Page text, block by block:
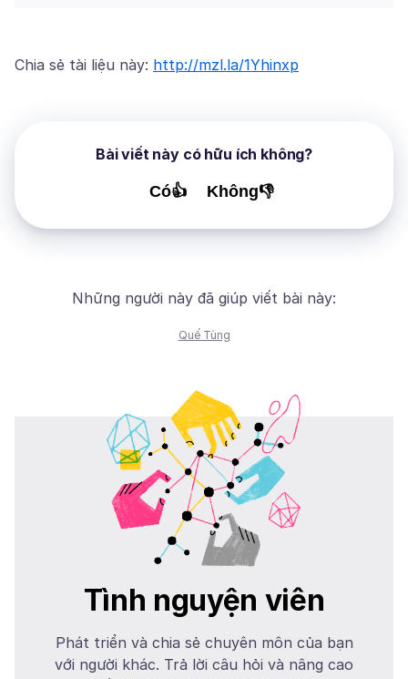
Chia sẻ tài liệu này: http://mzl.la/1Yhinxp
Bài viết này có hữu ích không?
Có👍 Không👎
Những người này đã giúp viết bài này:
Quế Tùng
Tình nguyện viên
Phát triển và chia sẻ chuyên môn của bạn
với người khác. Trả lời câu hỏi và nâng cao